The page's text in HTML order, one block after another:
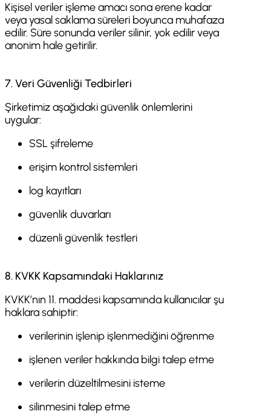
Kişisel veriler işleme amacı sona erene kadar
veya yasal saklama süreleri boyunca muhafaza
edilir. Süre sonunda veriler silinir, yok edilir veya
anonim hale getirilir.
7. Veri Güvenliği Tedbirleri
Şirketimiz aşağıdaki güvenlik önlemlerini
uygular:
SSL şifreleme
erişim kontrol sistemleri
log kayıtları
güvenlik duvarları
düzenli güvenlik testleri
8. KVKK Kapsamındaki Haklarınız
KVKK’nın 11. maddesi kapsamında kullanıcılar şu
haklara sahiptir:
verilerinin işlenip işlenmediğini öğrenme
işlenen veriler hakkında bilgi talep etme
verilerin düzeltilmesini isteme
silinmesini talep etme